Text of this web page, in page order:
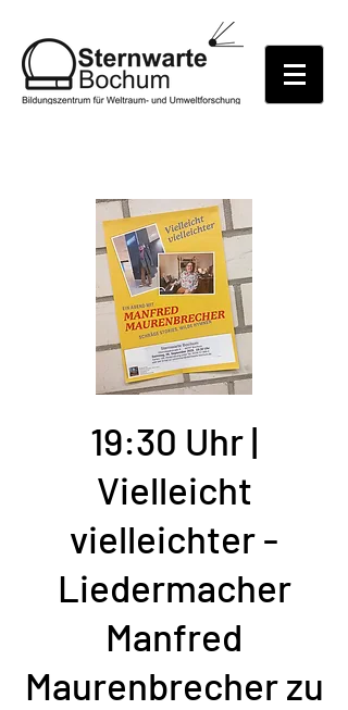
19:30 Uhr |
Vielleicht
vielleichter -
Liedermacher
Manfred
Maurenbrecher zu